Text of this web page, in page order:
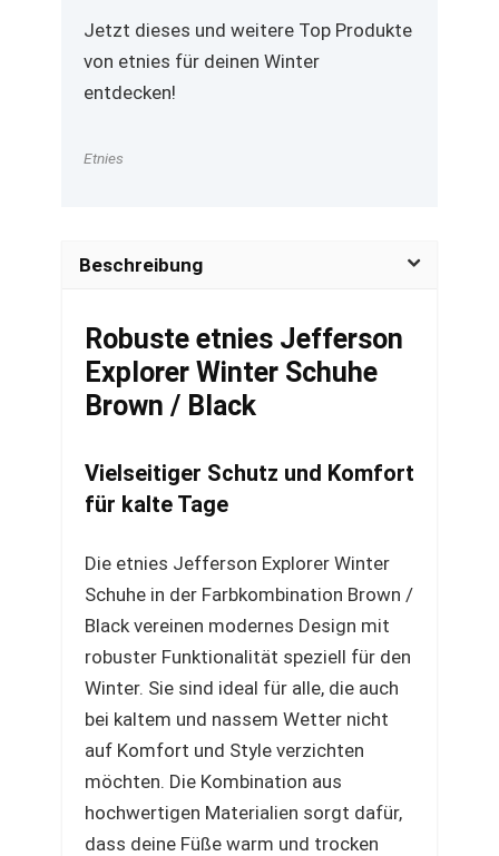
Jetzt dieses und weitere Top Produkte
von etnies für deinen Winter
entdecken!
Etnies
Beschreibung
Robuste etnies Jefferson
Explorer Winter Schuhe
Brown / Black
Vielseitiger Schutz und Komfort
für kalte Tage
Die etnies Jefferson Explorer Winter
Schuhe in der Farbkombination Brown /
Black vereinen modernes Design mit
robuster Funktionalität speziell für den
Winter. Sie sind ideal für alle, die auch
bei kaltem und nassem Wetter nicht
auf Komfort und Style verzichten
möchten. Die Kombination aus
hochwertigen Materialien sorgt dafür,
dass deine Füße warm und trocken